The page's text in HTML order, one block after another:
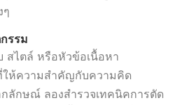
ๆ
รรม
สไตล์ หรือหัวข้อเนื้อหา
ห้ความสำคัญกับความคิด
กลักษณ์ ลองสำรวจเทคนิคการตัด